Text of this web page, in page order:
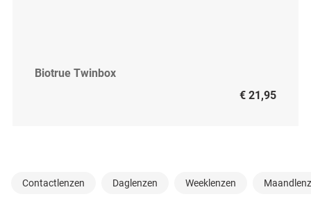
Biotrue Twinbox
€ 21,95
Contactlenzen Daglenzen Weeklenzen